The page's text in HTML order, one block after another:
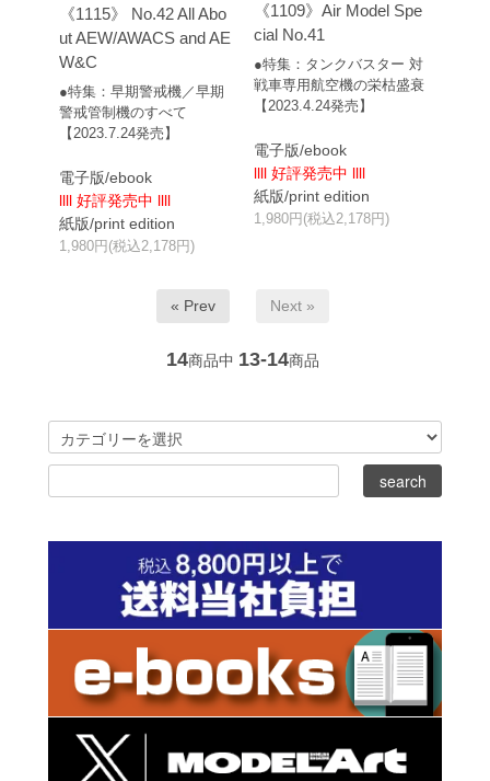
《1115》 No.42 All Abo
ut AEW/AWACS and AE
W&C
●特集：早期警戒機／早期
警戒管制機のすべて
【2023.7.24発売】
電子版/ebook
llll 好評発売中 llll
紙版/print edition
1,980円(税込2,178円)
《1109》Air Model Spe
cial No.41
●特集：タンクバスター 対
戦車専用航空機の栄枯盛衰
【2023.4.24発売】
電子版/ebook
llll 好評発売中 llll
紙版/print edition
1,980円(税込2,178円)
« Prev Next »
14商品中 13-14商品